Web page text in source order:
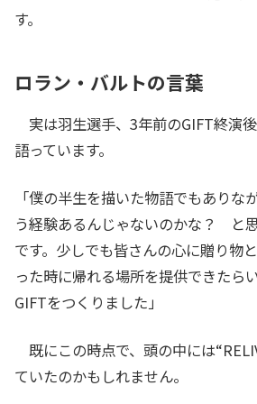
す。
ロラン・バルトの言葉
実は羽生選手、3年前のGIFT終演
語っています。
「僕の半生を描いた物語でもありな
う経験あるんじゃないのかな？ と
です。少しでも皆さんの心に贈り物
った時に帰れる場所を提供できたら
GIFTをつくりました」
既にこの時点で、頭の中には
ていたのかもしれません。